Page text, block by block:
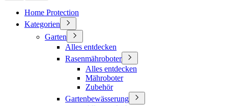
Home Protection
Kategorien
Garten
Alles entdecken
Rasenmähroboter
Alles entdecken
Mähroboter
Zubehör
Gartenbewässerung